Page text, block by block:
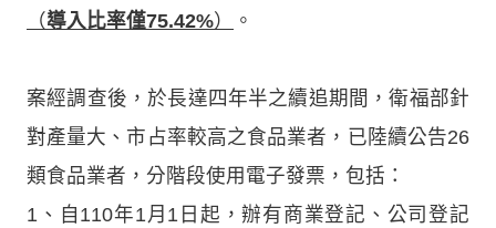
（導入比率僅75.42%） 。
案經調查後，於長達四年半之續追期間，衛福部針
對產量大、市占率較高之食品業者，已陸續公告26
類食品業者，分階段使用電子發票，包括：
1、自110年1月1日起，辦有商業登記、公司登記